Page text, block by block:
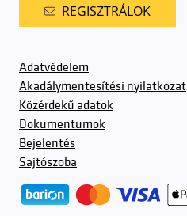
REGISZTRÁLOK
Adatvédelem
Akadálymentesítési nyilatkozat
Közérdekű adatok
Dokumentumok
Bejelentés
Sajtószoba